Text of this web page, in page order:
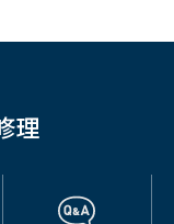
理